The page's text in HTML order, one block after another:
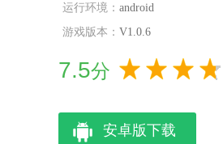
运行环境： android
游戏版本： V1.0.6
7.5分
安卓版下载